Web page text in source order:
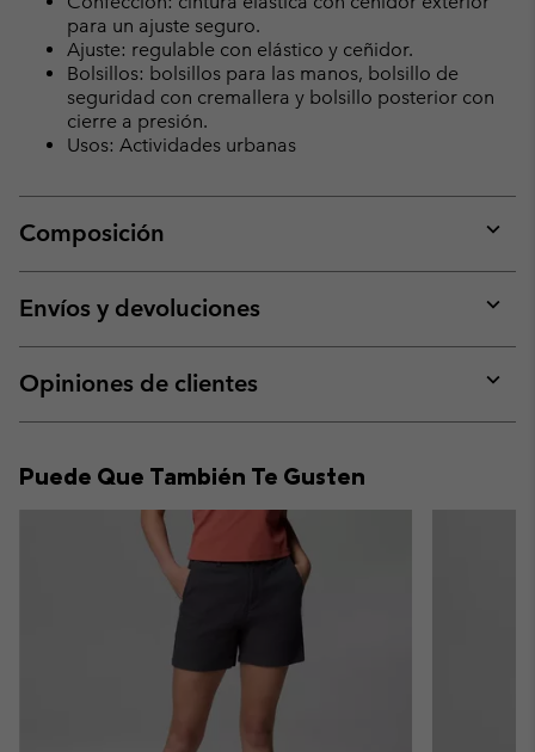
para un ajuste seguro.
Ajuste: regulable con elástico y ceñidor.
Bolsillos: bolsillos para las manos, bolsillo de
seguridad con cremallera y bolsillo posterior con
cierre a presión.
Usos: Actividades urbanas
Composición
or
Envíos y devoluciones
or
Opiniones de clientes
or
Puede Que También Te Gusten